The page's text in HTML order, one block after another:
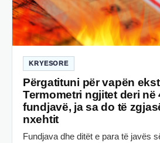
KRYESORE
Përgatituni për vapën
Termometri ngjitet deri në
fundjavë, ja sa do të
nxehtit
Fundjava dhe ditët e para të javës